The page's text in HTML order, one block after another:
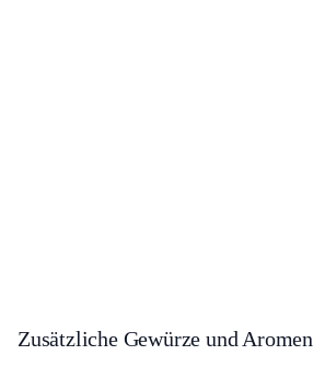
Zusätzliche Gewürze und Aromen